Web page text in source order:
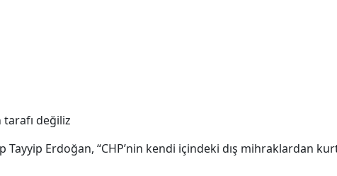
tarafı değiliz
Tayyip Erdoğan, “CHP’nin kendi içindeki dış mihraklardan